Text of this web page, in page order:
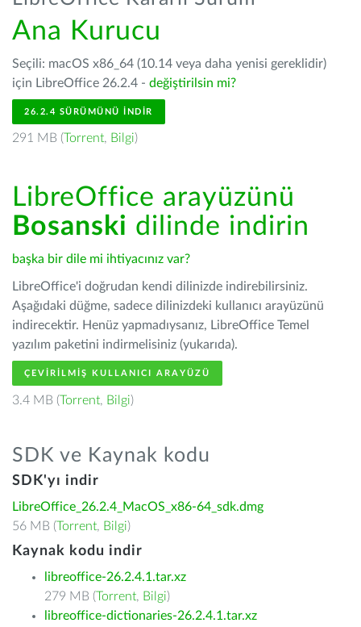
Ana Kurucu
Seçili: macOS x86_64 (10.14 veya daha yenisi gereklidir)
için LibreOffice 26.2.4 - değiştirilsin mi?
26.2.4 SÜRÜMÜNÜ İNDIR
291 MB (Torrent, Bilgi)
LibreOffice arayüzünü
Bosanski dilinde indirin
başka bir dile mi ihtiyacınız var?
LibreOffice'i doğrudan kendi dilinizde indirebilirsiniz.
Aşağıdaki düğme, sadece dilinizdeki kullanıcı arayüzünü
indirecektir. Henüz yapmadıysanız, LibreOffice Temel
yazılım paketini indirmelisiniz (yukarıda).
ÇEVIRILMIŞ KULLANICI ARAYÜZÜ
3.4 MB (Torrent, Bilgi)
SDK ve Kaynak kodu
SDK'yı indir
LibreOffice_26.2.4_MacOS_x86-64_sdk.dmg
56 MB (Torrent, Bilgi)
Kaynak kodu indir
libreoffice-26.2.4.1.tar.xz
279 MB (Torrent, Bilgi)
libreoffice-dictionaries-26.2.4.1.tar.xz